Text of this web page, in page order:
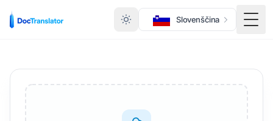
Slovenščina